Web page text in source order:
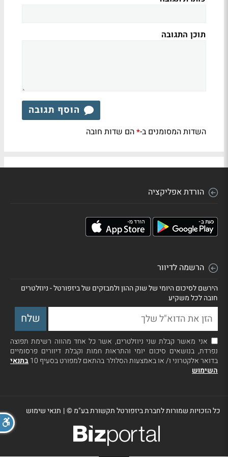
תוכן התגובה
הוסף תגובה
השדות המסומנים ב-*הם שדות חובה
הורדת אפליקציה
הרשמה לדיוור
הירשם לסיכום היומי של שוק ההון ולמבזקים של ביזפורטל - ניוזלטרים
חובה לכל משקיע
אני מאשר קבלת שני ניוזלטרים, אשר כל אחד מהווה רשימת תפוצה
נפרדת, בנושאים סיכום יומי והתראות חמות וקבלת דיוורים פרסומיים
בדואר אלקטרוני ו/ או באמצעות הסלולר בהתאם למפורט בסעיף 10
בתנאי
השימוש
כל הזכויות שמורות לחברת ביזפורטל תקשורת בע"מ ©| תנאי שימוש